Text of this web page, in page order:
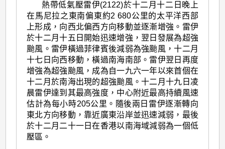
熱帶低氣壓雷伊(2122)於十二月十二日晚上
在馬尼拉之東南偏東約2 680公里的太平洋西部
上形成，向西北偏西方向移動並逐漸增強。雷伊
於十二月十五日開始迅速增強，翌日發展為超強
颱風。雷伊橫過菲律賓後減弱為強颱風，十二月
十七日向西移動，橫過南海南部。雷伊翌日再度
增強為超強颱風，成為自一九六一年以來首個在
十二月於南海出現的超強颱風。十二月十九日凌
晨雷伊達到其最高強度，中心附近最高持續風速
估計為每小時205公里。隨後兩日雷伊逐漸轉向
東北方向移動，靠近廣東沿岸並迅速減弱，最後
於十二月二十一日在香港以南海域減弱為一個低
壓區。